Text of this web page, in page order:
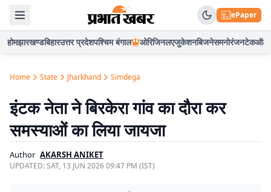
ePaper
होमझारखण्डबिहारउत्तर प्रदेशपश्चिम बंगाल ओरिजिनलएजुकेशनबिजनेसमनोरंजनटेकऑटो
Home State Jharkhand Simdega
इंटक नेता ने बिरकेरा गांव का दौरा कर
समस्याओं का लिया जायजा
Author AKARSH ANIKET
UPDATED:SAT, 13 JUN 2026 09:47 PM (IST)